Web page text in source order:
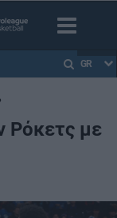
GR
Ρόκετς με